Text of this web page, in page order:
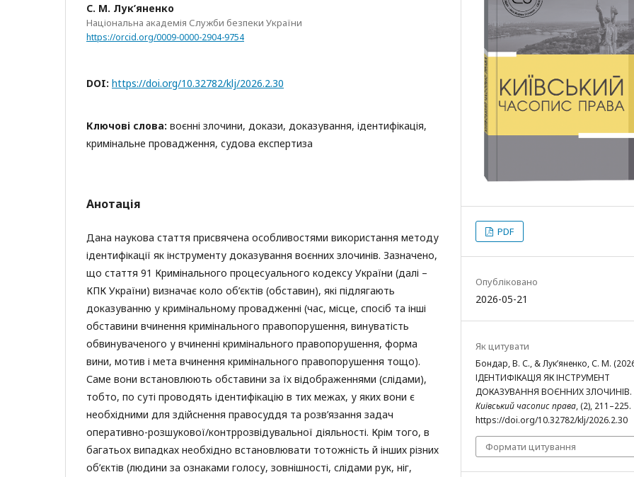
С. М. Лук’яненко
Національна академія Служби безпеки України
https://orcid.org/0009-0000-2904-9754
DOI: https://doi.org/10.32782/klj/2026.2.30
Ключові слова: воєнні злочини, докази, доказування, ідентифікація,
кримінальне провадження, судова експертиза
Анотація
Дана наукова стаття присвячена особливостями використання методу
ідентифікації як інструменту доказування воєнних злочинів. Зазначено,
що стаття 91 Кримінального процесуального кодексу України (далі –
КПК України) визначає коло об’єктів (обставин), які підлягають
доказуванню у кримінальному провадженні (час, місце, спосіб та інші
обставини вчинення кримінального правопорушення, винуватість
обвинуваченого у вчиненні кримінального правопорушення, форма
вини, мотив і мета вчинення кримінального правопорушення тощо).
Саме вони встановлюють обставини за їх відображеннями (слідами),
тобто, по суті проводять ідентифікацію в тих межах, у яких вони є
необхідними для здійснення правосуддя та розв’язання задач
оперативно-розшукової/контррозвідувальної діяльності. Крім того, в
багатьох випадках необхідно встановлювати тотожність й інших різних
об’єктів (людини за ознаками голосу, зовнішності, слідами рук, ніг,
PDF
Опубліковано
2026-05-21
Як цитувати
Бондар, В. С., & Лук’яненко, С. М.
ІДЕНТИФІКАЦІЯ ЯК ІНСТРУМЕНТ
ДОКАЗУВАННЯ ВОЄННИХ ЗЛОЧИНІВ.
Київський часопис права, (2), 211–225.
https://doi.org/10.32782/klj/2026.2.30
Формати цитування